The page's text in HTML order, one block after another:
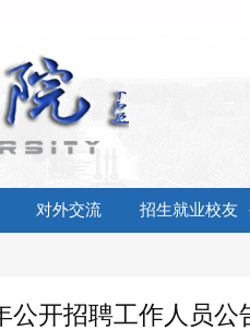
对外交流 招生就业校友
公开招聘工作人员公